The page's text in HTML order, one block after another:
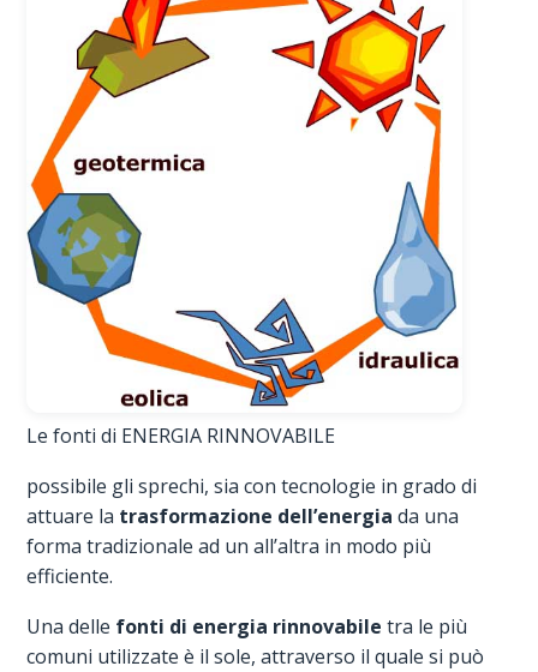
Le fonti di ENERGIA RINNOVABILE
possibile gli sprechi, sia con tecnologie in grado di
attuare la trasformazione dell’energia da una
forma tradizionale ad un all’altra in modo più
efficiente.
Una delle fonti di energia rinnovabile tra le più
comuni utilizzate è il sole, attraverso il quale si può